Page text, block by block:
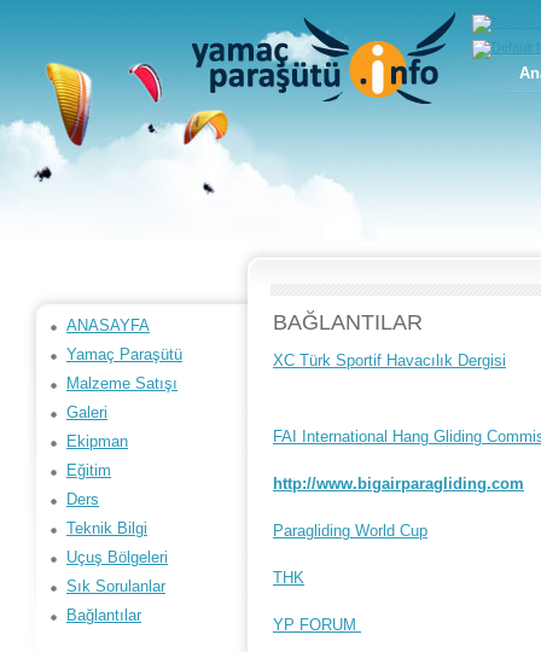
BAĞLANTILAR
XC Türk Sportif Havacılık Dergisi
FAI International Hang Gliding
http://www.bigairparagliding.com
Paragliding World Cup
THK
YP FORUM
ANASAYFA
Yamaç Paraşütü
Malzeme Satışı
Galeri
Ekipman
Eğitim
Ders
Teknik Bilgi
Uçuş Bölgeleri
Sık Sorulanlar
Bağlantılar